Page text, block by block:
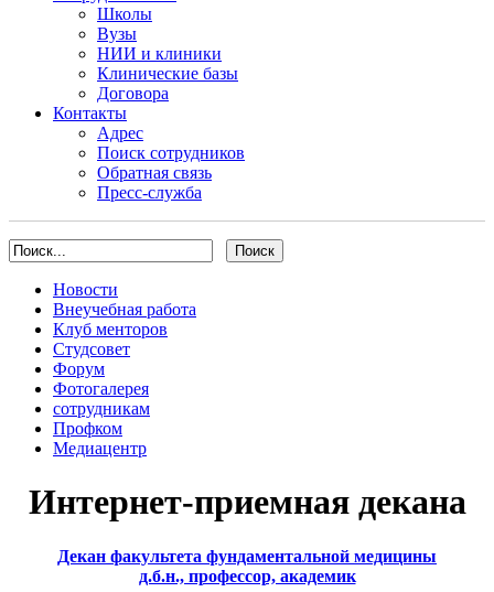
Школы
Вузы
НИИ и клиники
Клинические базы
Договора
Контакты
Адрес
Поиск сотрудников
Обратная связь
Пресс-служба
Новости
Внеучебная работа
Клуб менторов
Студсовет
Форум
Фотогалерея
сотрудникам
Профком
Медиацентр
Интернет-приемная декана
Декан факультета фундаментальной медицины
д.б.н., профессор, академик